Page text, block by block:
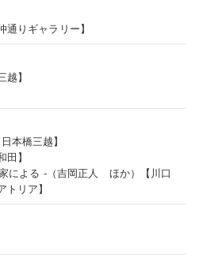
通りギャラリー】
】
本橋三越】
】
による -（吉岡正人 ほか）【川口
トリア】